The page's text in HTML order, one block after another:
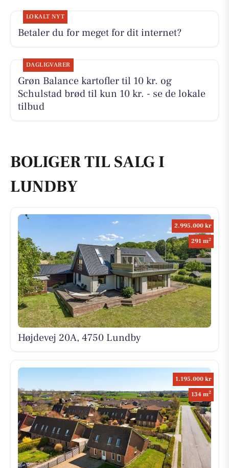
LOKALT NYT
Betaler du for meget for dit internet?
DAGLIGVARER
Grøn Balance kartofler til 10 kr. og
Schulstad brød til kun 10 kr. - se de lokale
tilbud
BOLIGER TIL SALG I
LUNDBY
2.995.000 kr
291 m2
Højdevej 20A, 4750 Lundby
1.195.000 kr
134 m2